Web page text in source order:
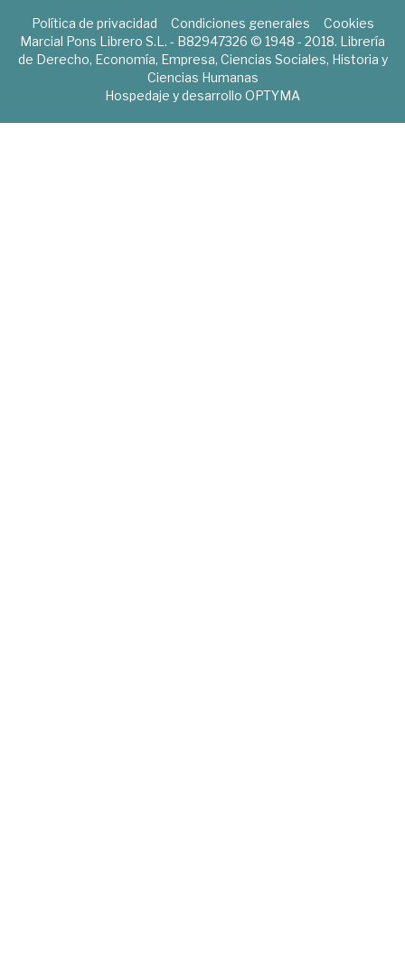
Política de privacidad Condiciones generales
Cookies
Marcial Pons Librero S.L. - B82947326 © 1948 - 2018. Librería
de Derecho, Economía, Empresa, Ciencias Sociales, Historia y
Ciencias Humanas
Hospedaje y desarrollo OPTYMA